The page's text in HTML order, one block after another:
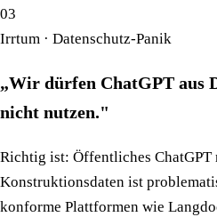
03
Irrtum · Datenschutz-Panik
„Wir dürfen ChatGPT aus
nicht nutzen."
Richtig ist: Öffentliches
Konstruktionsdaten ist
konforme Plattformen wie